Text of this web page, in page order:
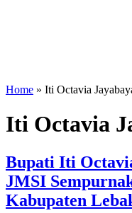
Home » Iti Octavia
Iti Octavia
Bupati Iti
JMSI
Kabupaten